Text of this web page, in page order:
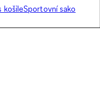
košileSportovní sako